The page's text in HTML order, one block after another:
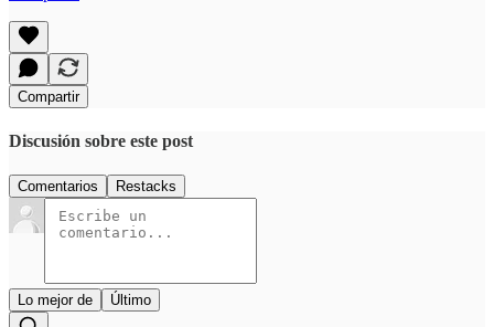
Compartir
Discusión sobre este post
Comentarios Restacks
Lo mejor de Último